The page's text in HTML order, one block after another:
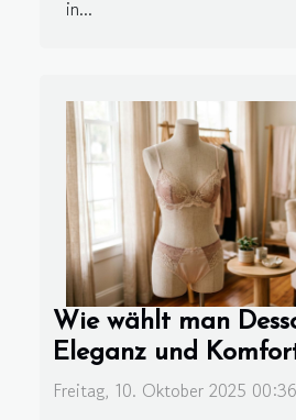
in...
Wie wählt man
Eleganz und
Freitag, 10. Oktober 2025 00:36